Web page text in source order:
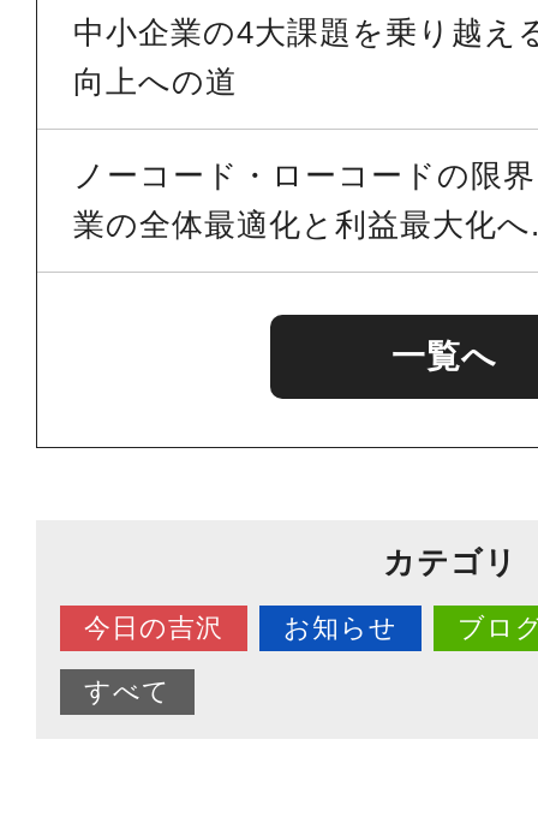
中小企業の4大課題を乗り越え
向上への道
ノーコード・ローコードの限
業の全体最適化と利益最大化
一覧へ
カテゴリ
今日の吉沢 お知らせ ブロ
すべて